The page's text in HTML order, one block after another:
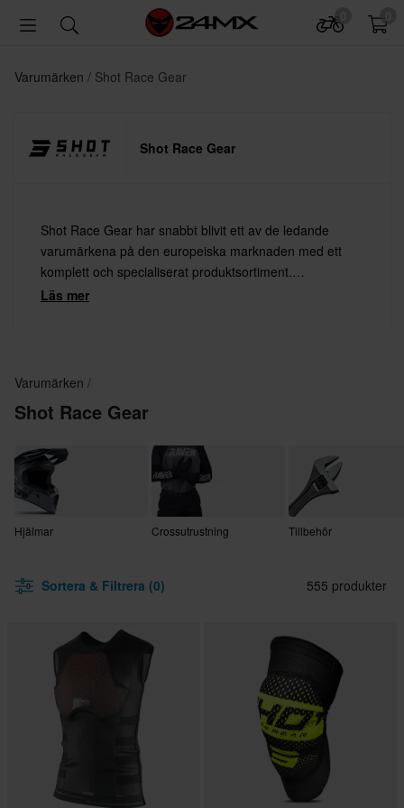
Varumärken Shot Race Gear
Shot Race Gear
Shot Race Gear har snabbt blivit ett av de ledande
varumärkena på den europeiska marknaden med ett
komplett och specialiserat produktsortiment.
Produkterna är utvecklade för att klara de högsta kraven
Läs mer
Varumärken
Shot Race Gear
Hjälmar Crossutrustning Tillbehör
Sortera & Filtrera (0) 555 produkter